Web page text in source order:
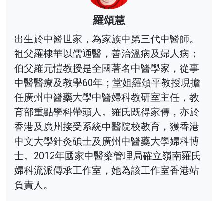
羅頌慧
出生於中醫世家，為家族中第三代中醫師。
祖父羅棣華以儒通醫，善治溫病及婦人病；
伯父羅元愷教授是全國著名中醫學家，從事
中醫醫療及教學60年；堂姐羅頌平教授現擔
任廣州中醫藥大學中醫婦科教研室主任，教
育部重點學科帶頭人。羅氏既得家傳，亦於
香港及廣州接受系統中醫院校教育，獲香港
中文大學針灸碩士及廣州中醫藥大學婦科博
士。2012年國家中醫藥管理局確立嶺南羅氏
婦科流派傳承工作室，她為該工作室香港站
負責人。